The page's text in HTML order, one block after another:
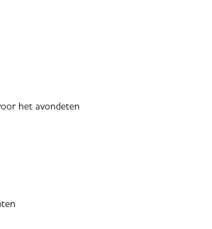
het avondeten